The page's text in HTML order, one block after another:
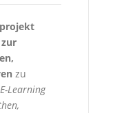
zu
Learning